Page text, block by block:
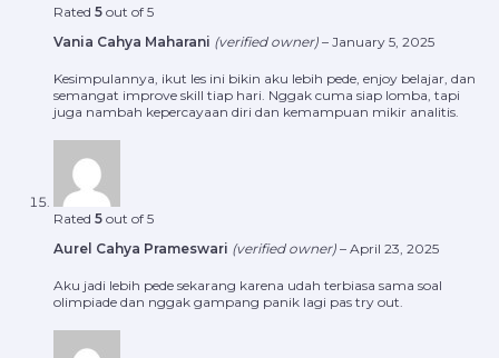
Rated 5 out of 5
Vania Cahya Maharani (verified owner) – January 5, 2025
Kesimpulannya, ikut les ini bikin aku lebih pede, enjoy belajar, dan
semangat improve skill tiap hari. Nggak cuma siap lomba, tapi
juga nambah kepercayaan diri dan kemampuan mikir analitis.
Rated 5 out of 5
Aurel Cahya Prameswari (verified owner) – April 23, 2025
Aku jadi lebih pede sekarang karena udah terbiasa sama soal
olimpiade dan nggak gampang panik lagi pas try out.